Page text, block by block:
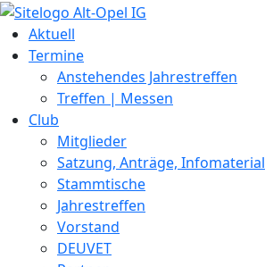
Zum
Inhalt
springen
Aktuell
Termine
Anstehendes Jahrestreffen
Treffen | Messen
Club
Mitglieder
Satzung, Anträge, Infomaterial
Stammtische
Jahrestreffen
Vorstand
DEUVET